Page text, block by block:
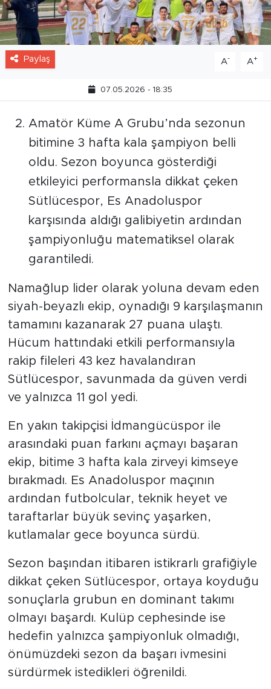
Paylaş A- A+
07.05.2026 - 18:35
Amatör Küme A Grubu’nda sezonun
bitimine 3 hafta kala şampiyon belli
oldu. Sezon boyunca gösterdiği
etkileyici performansla dikkat çeken
Sütlücespor, Es Anadoluspor
karşısında aldığı galibiyetin ardından
şampiyonluğu matematiksel olarak
garantiledi.
Namağlup lider olarak yoluna devam eden
siyah-beyazlı ekip, oynadığı 9 karşılaşmanın
tamamını kazanarak 27 puana ulaştı.
Hücum hattındaki etkili performansıyla
rakip fileleri 43 kez havalandıran
Sütlücespor, savunmada da güven verdi
ve yalnızca 11 gol yedi.
En yakın takipçisi İdmangücüspor ile
arasındaki puan farkını açmayı başaran
ekip, bitime 3 hafta kala zirveyi kimseye
bırakmadı. Es Anadoluspor maçının
ardından futbolcular, teknik heyet ve
taraftarlar büyük sevinç yaşarken,
kutlamalar gece boyunca sürdü.
Sezon başından itibaren istikrarlı grafiğiyle
dikkat çeken Sütlücespor, ortaya koyduğu
sonuçlarla grubun en dominant takımı
olmayı başardı. Kulüp cephesinde ise
hedefin yalnızca şampiyonluk olmadığı,
önümüzdeki sezon da başarı ivmesini
sürdürmek istedikleri öğrenildi.